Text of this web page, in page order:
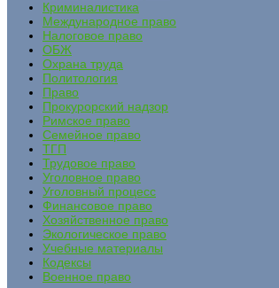
Криминалистика
Международное право
Налоговое право
ОБЖ
Охрана труда
Политология
Право
Прокурорский надзор
Римское право
Семейное право
ТГП
Трудовое право
Уголовное право
Уголовный процесс
Финансовое право
Хозяйственное право
Экологическое право
Учебные материалы
Кодексы
Военное право